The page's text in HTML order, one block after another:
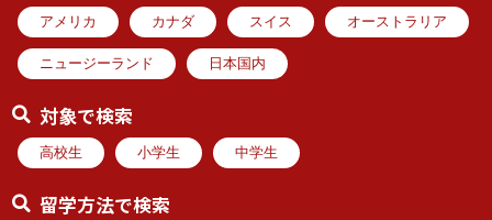
アメリカ カナダ スイス オーストラリア
ニュージーランド 日本国内
対象で検索
高校生 小学生 中学生
留学方法で検索